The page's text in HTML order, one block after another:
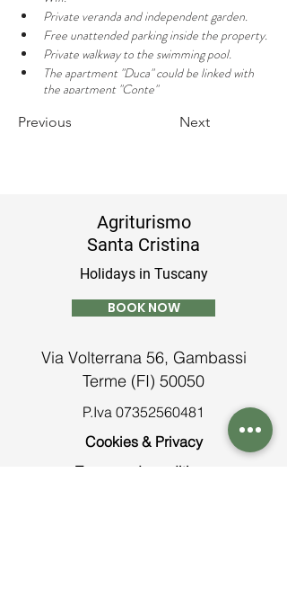
Private veranda and independent garden.
Free unattended parking inside the property.
Private walkway to the swimming pool.
The apartment "Duca" could be linked with
the apartment "Conte"
Previous Next
Agriturismo
Santa Cristina
Holidays in Tuscany
BOOK NOW
Via Volterrana 56, Gambassi
Terme (FI) 50050
P.Iva 07352560481
Cookies & Privacy
Terms and conditions